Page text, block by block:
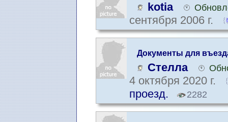
kotia
сентября 2006 г.
Документы для
другой страны
Стелла
4 октября 2020 г.
проезд.
2282